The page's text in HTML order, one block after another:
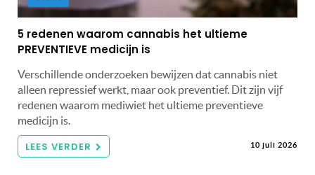
5 redenen waarom cannabis het ultieme
PREVENTIEVE medicijn is
Verschillende onderzoeken bewijzen dat cannabis niet
alleen repressief werkt, maar ook preventief. Dit zijn vijf
redenen waarom mediwiet het ultieme preventieve
medicijn is.
LEES VERDER 10 juli 2026